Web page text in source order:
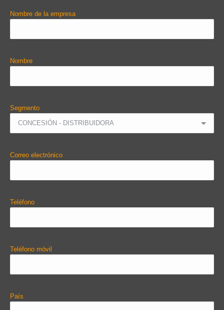
Nombre de la empresa
Nombre
Segmento
Correo electrónico
Teléfono
Teléfono móvil
País